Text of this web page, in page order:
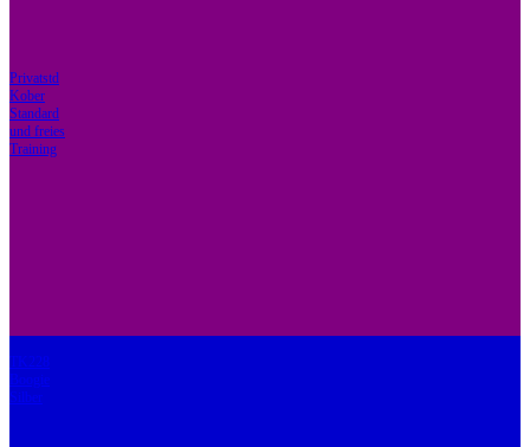
Privatstd
Kober
Standard
und freies
Training
TK228
Boogie
Silber